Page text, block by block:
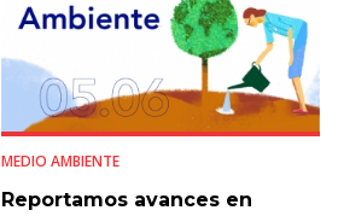
MEDIO AMBIENTE
Reportamos avances en